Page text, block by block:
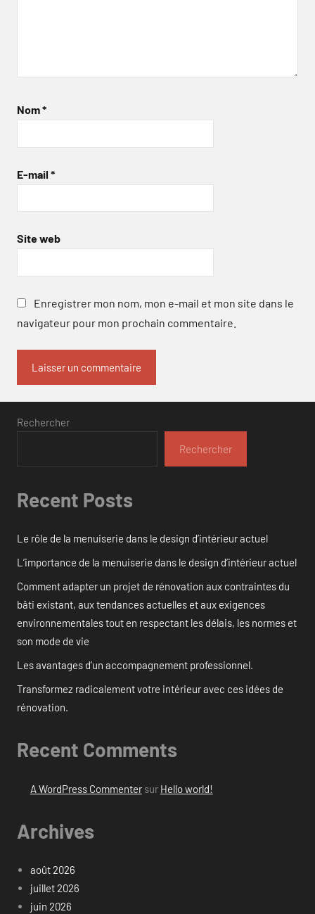
Nom*
E-mail *
Site web
Enregistrer mon nom, mon e-mail et mon site dans le
navigateur pour mon prochain commentaire.
Rechercher
Rechercher
Recent Posts
Le rôle de la menuiserie dans le design d’intérieur actuel
L’importance de la menuiserie dans le design d’intérieur actuel
Comment adapter un projet de rénovation aux contraintes du
bâti existant, aux tendances actuelles et aux exigences
environnementales tout en respectant les délais, les normes et
son mode de vie
Les avantages d’un accompagnement professionnel.
Transformez radicalement votre intérieur avec ces idées de
rénovation.
Recent Comments
A WordPress Commentersur Hello world!
Archives
août 2026
juillet 2026
juin 2026